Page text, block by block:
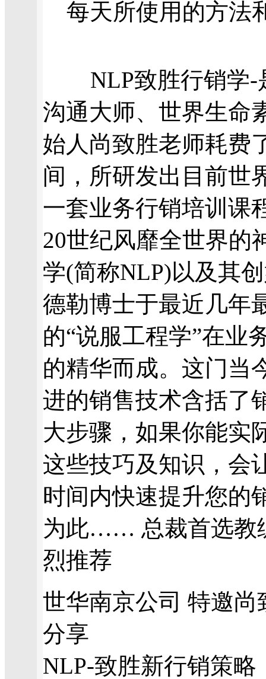
每天所使用的方法
NLP致胜行销学-
沟通大师、世界生命
始人尚致胜老师耗费
间，所研发出目前世
一套业务行销培训课
20世纪风靡全世界的
学(简称NLP)以及其
德勒博士于最近几年
的“说服工程学”在业
的精华而成。这门当
进的销售技术含括了
大步骤，如果你能实
这些技巧及知识，会
时间内快速提升您的
为此…… 总裁首选教
烈推荐
世华南京公司 特邀尚
分享
NLP-致胜新行销策略